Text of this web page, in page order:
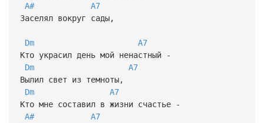
A#
A7
Заселял вокруг сады,
Dm
A7
Кто украсил день мой ненастный -
Dm
A7
Вылил свет из темноты,
Dm
A7
Кто мне составил в жизни счастье -
A#
A7